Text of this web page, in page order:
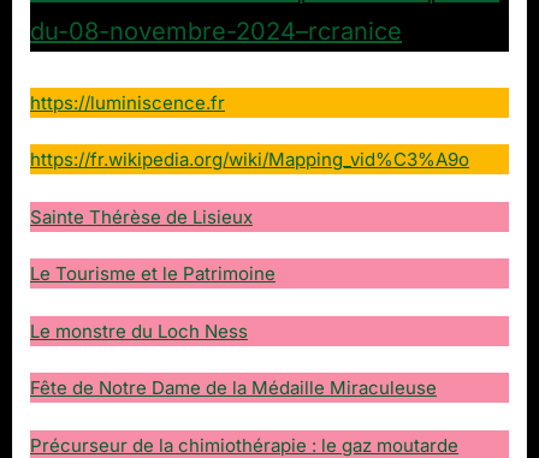
du-08-novembre-2024–rcranice
https://luminiscence.fr
https://fr.wikipedia.org/wiki/Mapping_vid%C3%A9o
Sainte Thérèse de Lisieux
Le Tourisme et le Patrimoine
Le monstre du Loch Ness
Fête de Notre Dame de la Médaille Miraculeuse
Précurseur de la chimiothérapie : le gaz moutarde